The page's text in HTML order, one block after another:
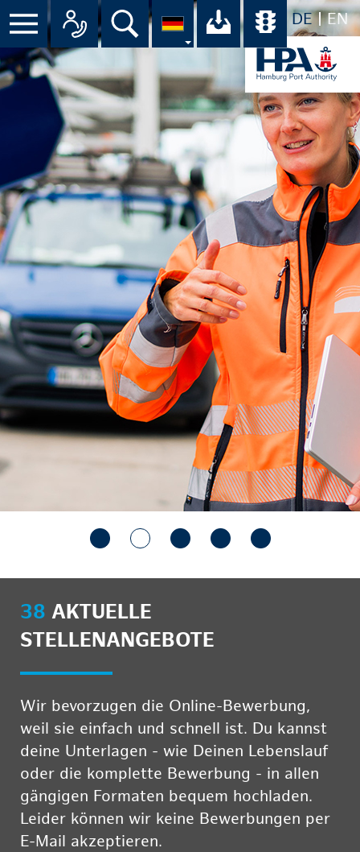
DE EN
Menü Alle Ansprechpartner im
Suche Ihr Download-
38 AKTUELLE
STELLENANGEBOTE
Wir bevorzugen die Online-Bewerbung,
weil sie einfach und schnell ist. Du kannst
deine Unterlagen - wie Deinen Lebenslauf
oder die komplette Bewerbung - in allen
gängigen Formaten bequem hochladen.
Leider können wir keine Bewerbungen per
E-Mail akzeptieren.